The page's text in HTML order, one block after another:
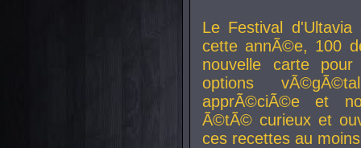
Le Festival
cette annÃ©e, 100
nouvelle carte
options
apprÃ©ciÃ©e et
Ã©tÃ© curieux et
ces recettes au